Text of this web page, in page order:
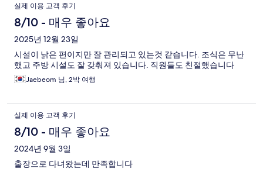
실제 이용 고객 후기
8/10 - 매우 좋아요
2025년 12월 23일
시설이 낡은 편이지만 잘 관리되고 있는것 같습니다. 조식은 무난
했고 주방 시설도 잘 갖춰져 있습니다. 직원들도 친절했습니다
Jaebeom 님, 2박 여행
실제 이용 고객 후기
8/10 - 매우 좋아요
2024년 9월 3일
출장으로 다녀왔는데 만족합니다